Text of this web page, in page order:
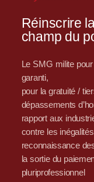
Réinscrire
champ du
Le SMG milite
garanti,
pour la gratuité /
dépassements
rapport aux
contre les
reconnaissance
la sortie du
pluriprofessionnel